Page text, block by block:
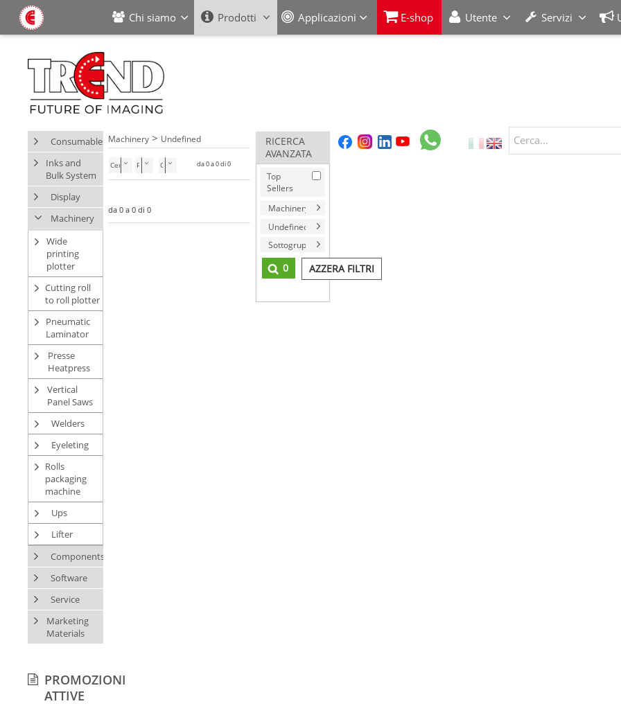
Chi siamo Prodotti Applicazioni E-shop Utente Servizi
Cerca...
Consumables
Inks and
Bulk System
Display
Machinery
Wide
printing
plotter
Cutting roll
to roll plotter
Pneumatic
Laminator
Presse
Heatpress
Vertical
Panel Saws
Welders
Eyeleting
Rolls
packaging
machine
Ups
Lifter
Components
Software
Service
Marketing
Materials
PROMOZIONI
ATTIVE
Machinery> Undefined
Cerca nella categoria da 0 a 0 di 0
da 0 a 0 di 0
RICERCA
AVANZATA
Top
Sellers
0 AZZERA FILTRI